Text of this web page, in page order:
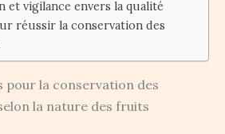
et vigilance envers la qualité
réussir la conservation des
pour la conservation des
la nature des fruits